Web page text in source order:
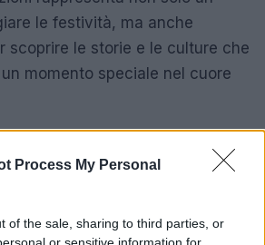
Process My Personal
of the sale, sharing to third parties, or
or sensitive information for
le festività, ma anche
scoprire le storie e le culture che
momento speciale nel cuore
Vitali ha coordinato la copertura
del mercato ittico di